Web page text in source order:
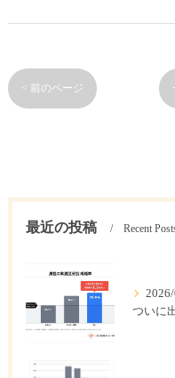
< 前のページ
最近の投稿 Recent
ついに